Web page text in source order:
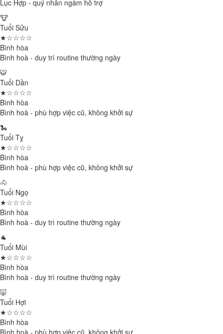
Lục Hợp - quý nhân ngầm hỗ trợ
🐮
Tuổi Sửu
★☆☆☆☆
Bình hòa
Bình hoà - duy trì routine thường ngày
🐯
Tuổi Dần
★☆☆☆☆
Bình hòa
Bình hoà - phù hợp việc cũ, không khởi sự
🐍
Tuổi Tỵ
★☆☆☆☆
Bình hòa
Bình hoà - phù hợp việc cũ, không khởi sự
🐴
Tuổi Ngọ
★☆☆☆☆
Bình hòa
Bình hoà - duy trì routine thường ngày
🐐
Tuổi Mùi
★☆☆☆☆
Bình hòa
Bình hoà - duy trì routine thường ngày
🐷
Tuổi Hợi
★☆☆☆☆
Bình hòa
Bình hoà - phù hợp việc cũ, không khởi sự